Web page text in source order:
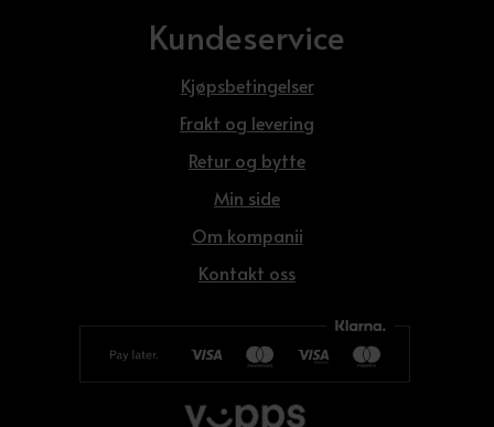
Kundeservice
Kjøpsbetingelser
Frakt og levering
Retur og bytte
Min side
Om kompanii
Kontakt oss